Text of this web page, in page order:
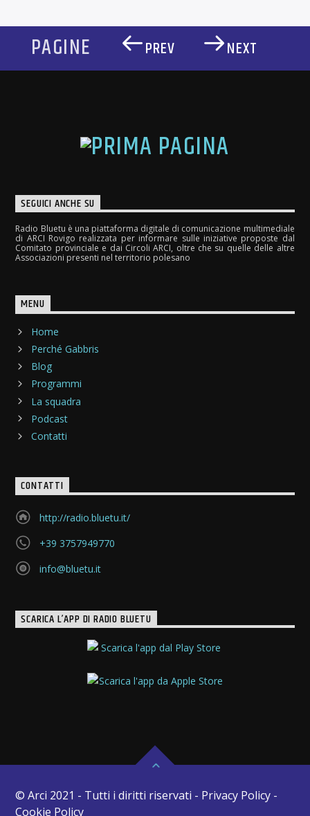
PAGINE PREV NEXT
SEGUICI ANCHE SU
Radio Bluetu è una piattaforma digitale di comunicazione multimediale
di ARCI Rovigo realizzata per informare sulle iniziative proposte dal
Comitato provinciale e dai Circoli ARCI, oltre che su quelle delle altre
Associazioni presenti nel territorio polesano
MENU
Home
Perché Gabbris
Blog
Programmi
La squadra
Podcast
Contatti
CONTATTI
http://radio.bluetu.it/
+39 3757949770
info@bluetu.it
SCARICA L’APP DI RADIO BLUETU
© Arci 2021 - Tutti i diritti riservati - Privacy Policy -
Cookie Policy